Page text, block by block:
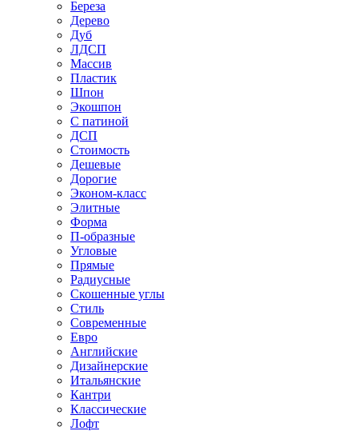
Береза
Дерево
Дуб
ЛДСП
Массив
Пластик
Шпон
Экошпон
С патиной
ДСП
Стоимость
Дешевые
Дорогие
Эконом-класс
Элитные
Форма
П-образные
Угловые
Прямые
Радиусные
Скошенные углы
Стиль
Современные
Евро
Английские
Дизайнерские
Итальянские
Кантри
Классические
Лофт